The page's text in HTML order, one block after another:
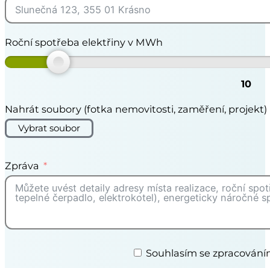
Roční spotřeba elektřiny v MWh
10
Nahrát soubory (fotka nemovitosti, zaměření, projekt)
Vybrat soubor
Zpráva
Souhlasím se